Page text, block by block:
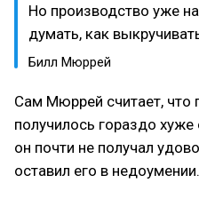
Но производство уже
думать, как
Билл Мюррей
Сам Мюррей считает, что
получилось гораздо
он почти не получал
оставил его в недоумении.